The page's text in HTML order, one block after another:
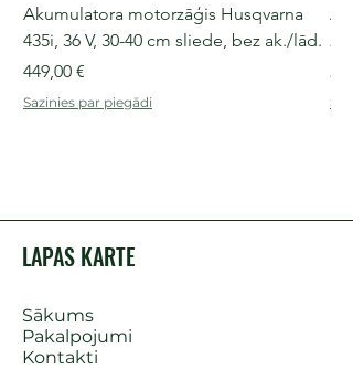
Akumulatora motorzāģis Husqvarna
435i, 36 V, 30-40 cm sliede, bez ak./lād.
Cena
449,00 €
Sazinies par piegādi
LAPAS KARTE
Sākums
Pakalpojumi
Kontakti